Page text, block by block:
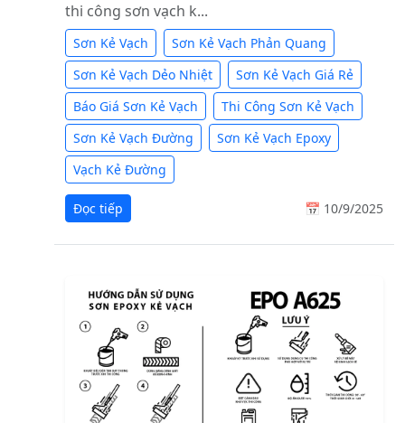
thi công sơn vạch k...
Sơn Kẻ Vạch
Sơn Kẻ Vạch Phản Quang
Sơn Kẻ Vạch Dẻo Nhiệt
Sơn Kẻ Vạch Giá Rẻ
Báo Giá Sơn Kẻ Vạch
Thi Công Sơn Kẻ Vạch
Sơn Kẻ Vạch Đường
Sơn Kẻ Vạch Epoxy
Vạch Kẻ Đường
Đọc tiếp 📅 10/9/2025